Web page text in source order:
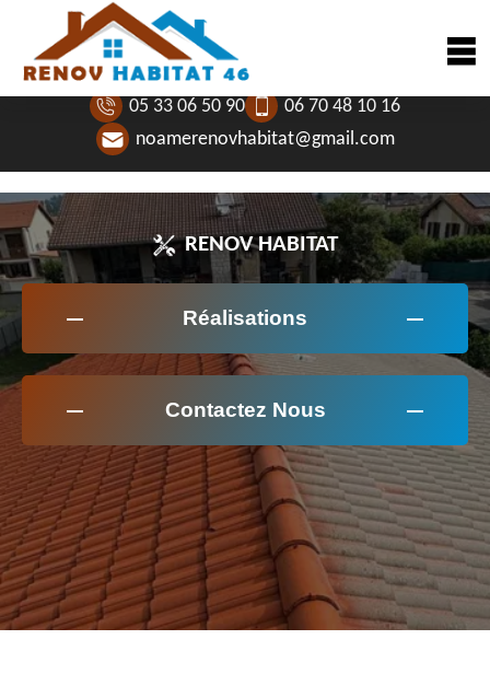
05 33 06 50 90
06 70 48 10 16
noamerenovhabitat@gmail.com
RENOV HABITAT
Réalisations
Contactez Nous